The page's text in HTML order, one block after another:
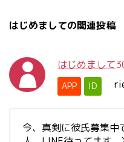
はじめましての関連投稿
はじめまして
APP ID
今、真剣に彼氏募集中